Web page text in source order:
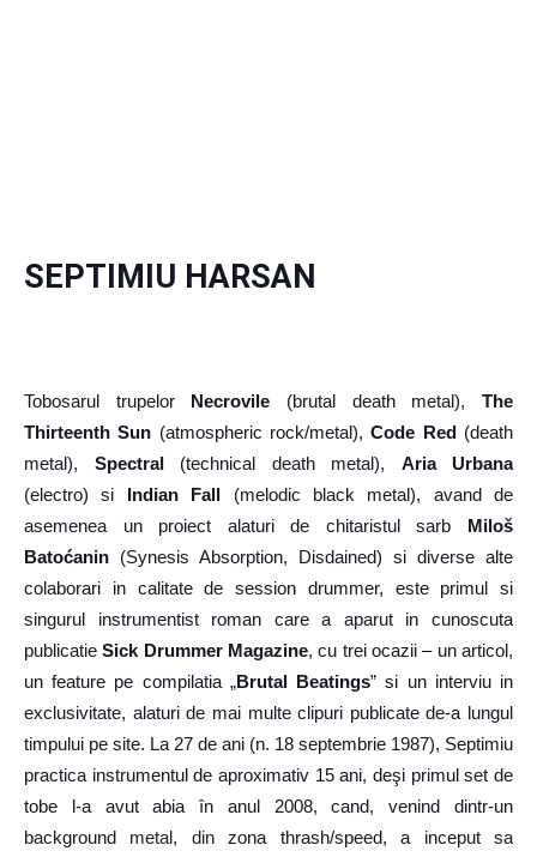
SEPTIMIU HARSAN
Tobosarul trupelorNecrovile (brutal death metal),The
Thirteenth Sun (atmospheric rock/metal),Code Red(death
metal), Spectral(technical death metal), Aria Urbana
(electro) si Indian Fall (melodic black metal), avand de
asemenea un proiect alaturi de chitaristul sarb Miloš
Batoćanin (Synesis Absorption, Disdained) si diverse alte
colaborari in calitate de session drummer, este primul si
singurul instrumentist roman care a aparut in cunoscuta
publicatieSick Drummer Magazine, cu trei ocazii – un articol,
un feature pe compilatia „Brutal Beatings” si un interviu in
exclusivitate, alaturi de mai multe clipuri publicate de-a lungul
timpului pe site. La 27 de ani (n. 18 septembrie 1987), Septimiu
practica instrumentul de aproximativ 15 ani, deşi primul set de
tobe l-a avut abia în anul 2008, cand, venind dintr-un
background metal, dinzona thrash/speed, a inceput sa